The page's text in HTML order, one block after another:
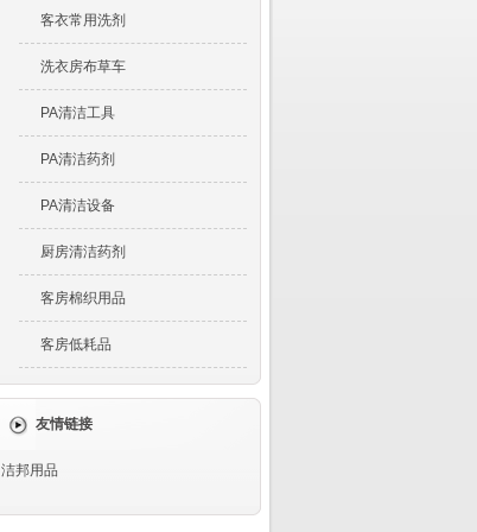
客衣常用洗剂
洗衣房布草车
PA清洁工具
PA清洁药剂
PA清洁设备
厨房清洁药剂
客房棉织用品
客房低耗品
友情链接
洁邦用品